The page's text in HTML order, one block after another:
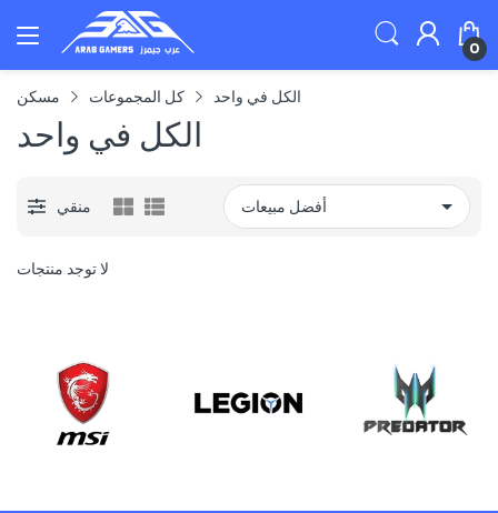
0
مسكن كل المجموعات الكل في واحد
الكل في واحد
منقي
لا توجد منتجات